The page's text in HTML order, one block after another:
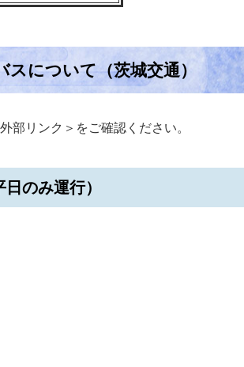
について（茨城交通）
外部リンク＞ をご確認ください。
のみ運行）